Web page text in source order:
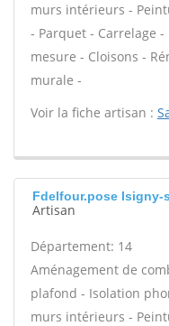
murs intérieurs -
- Parquet - Carrelage
mesure - Cloisons -
murale -
Voir la fiche artisan :
Fdelfour.pose Isigny-
Artisan
Département: 14
Aménagement de
plafond - Isolation
murs intérieurs -